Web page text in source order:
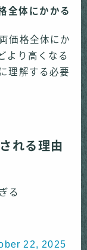
全体にかかる
価格全体にか
より高くなる
理解する必要
れる理由
る
22, 2025